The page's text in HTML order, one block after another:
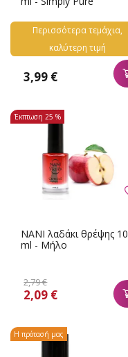
Περισσότερα τεμάχια,
καλύτερη τιμή
3,99 €
NANI λαδάκι θρέψης 10
ml - Μήλο
2,79 €
2,09 €
Έκπτωση 25 %
Η πρότασή μας